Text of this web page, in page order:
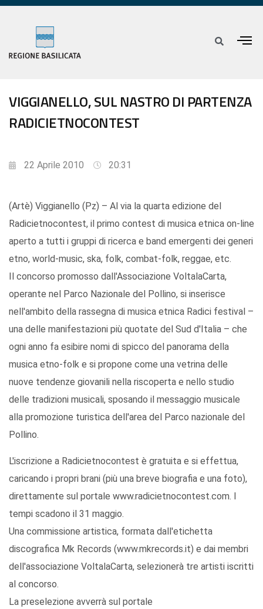
VIGGIANELLO, SUL NASTRO DI PARTENZA
RADICIETNOCONTEST
22 Aprile 2010 20:31
(Artè) Viggianello (Pz) – Al via la quarta edizione del
Radicietnocontest, il primo contest di musica etnica on-line
aperto a tutti i gruppi di ricerca e band emergenti dei generi
etno, world-music, ska, folk, combat-folk, reggae, etc.
Il concorso promosso dall'Associazione VoltalaCarta,
operante nel Parco Nazionale del Pollino, si inserisce
nell'ambito della rassegna di musica etnica Radici festival –
una delle manifestazioni più quotate del Sud d'Italia – che
ogni anno fa esibire nomi di spicco del panorama della
musica etno-folk e si propone come una vetrina delle
nuove tendenze giovanili nella riscoperta e nello studio
delle tradizioni musicali, sposando il messaggio musicale
alla promozione turistica dell'area del Parco nazionale del
Pollino.
L'iscrizione a Radicietnocontest è gratuita e si effettua,
caricando i propri brani (più una breve biografia e una foto),
direttamente sul portale www.radicietnocontest.com. I
tempi scadono il 31 maggio.
Una commissione artistica, formata dall'etichetta
discografica Mk Records (www.mkrecords.it) e dai membri
dell'associazione VoltalaCarta, selezionerà tre artisti iscritti
al concorso.
La preselezione avverrà sul portale